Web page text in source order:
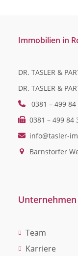
Immobilien in
DR. TASLER &
DR. TASLER &
0381 – 499 84
0381 – 499 84
info@tasler-
Barnstorfer
Unternehmen
Team
Karriere